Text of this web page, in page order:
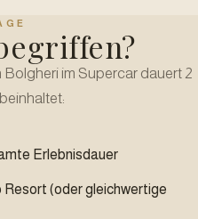
im Supercar dauert 2
Erlebnisdauer
(oder gleichwertige